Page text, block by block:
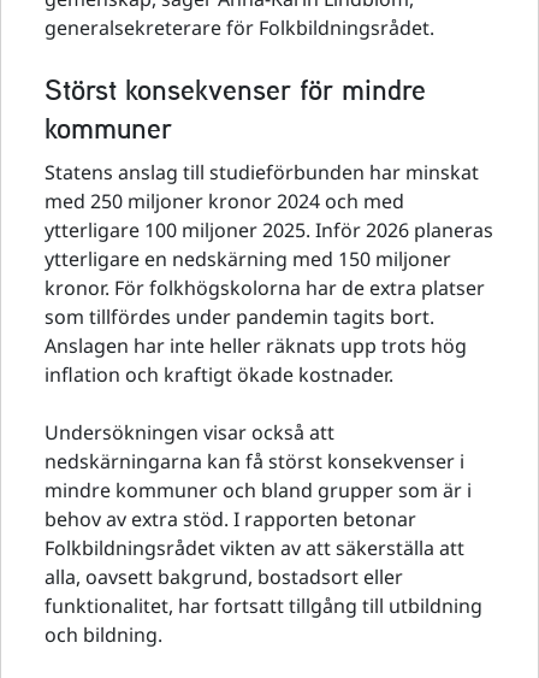
generalsekreterare för Folkbildningsrådet.
Störst konsekvenser för mindre
kommuner
Statens anslag till studieförbunden har minskat
med 250 miljoner kronor 2024 och med
ytterligare 100 miljoner 2025. Inför 2026 planeras
ytterligare en nedskärning med 150 miljoner
kronor. För folkhögskolorna har de extra platser
som tillfördes under pandemin tagits bort.
Anslagen har inte heller räknats upp trots hög
inflation och kraftigt ökade kostnader.
Undersökningen visar också att
nedskärningarna kan få störst konsekvenser i
mindre kommuner och bland grupper som är i
behov av extra stöd. I rapporten betonar
Folkbildningsrådet vikten av att säkerställa att
alla, oavsett bakgrund, bostadsort eller
funktionalitet, har fortsatt tillgång till utbildning
och bildning.